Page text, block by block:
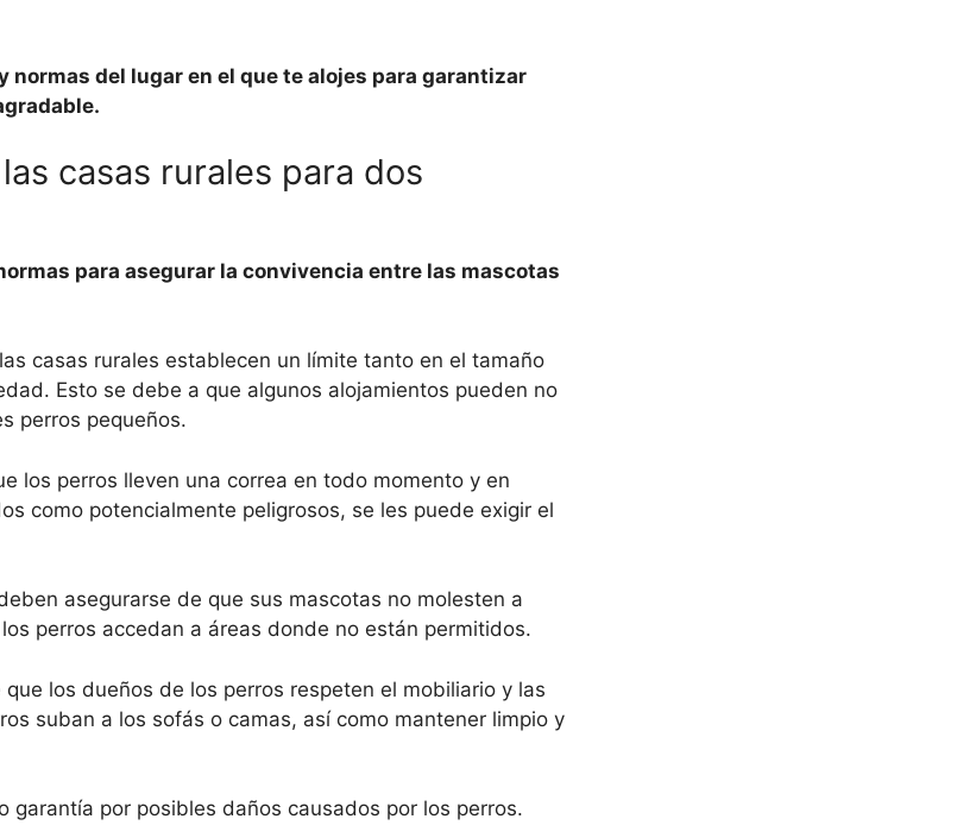
del lugar en el que te alojes para garantizar
casas rurales para dos
para asegurar la convivencia entre las mascotas
casas rurales establecen un límite tanto en el tamaño
Esto se debe a que algunos alojamientos pueden no
perros pequeños.
los perros lleven una correa en todo momento y en
como potencialmente peligrosos, se les puede exigir el
asegurarse de que sus mascotas no molesten a
perros accedan a áreas donde no están permitidos.
que los dueños de los perros respeten el mobiliario y las
suban a los sofás o camas, así como mantener limpio y
garantía por posibles daños causados por los perros.